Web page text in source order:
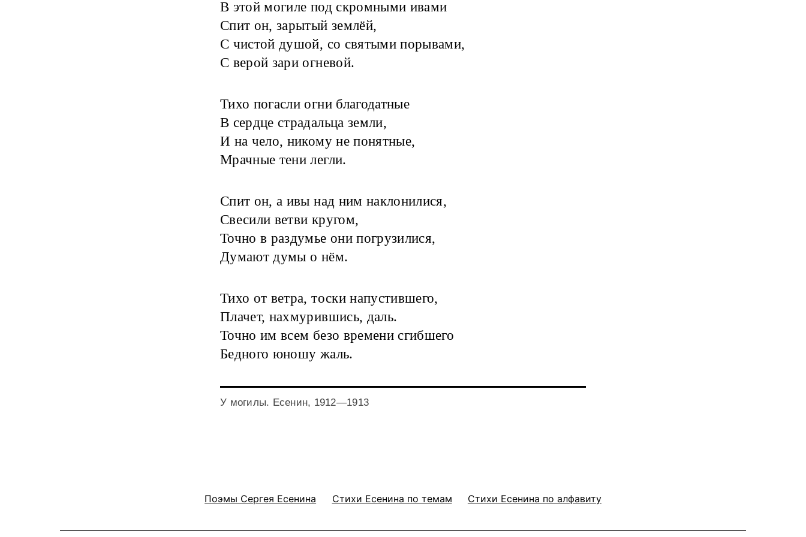
В этой могиле под скромными ивами
Спит он, зарытый землёй,
С чистой душой, со святыми порывами,
С верой зари огневой.
Тихо погасли огни благодатные
В сердце страдальца земли,
И на чело, никому не понятные,
Мрачные тени легли.
Спит он, а ивы над ним наклонилися,
Свесили ветви кругом,
Точно в раздумье они погрузилися,
Думают думы о нём.
Тихо от ветра, тоски напустившего,
Плачет, нахмурившись, даль.
Точно им всем безо времени сгибшего
Бедного юношу жаль.
У могилы. Есенин, 1912—1913
Поэмы Сергея Есенина Стихи Есенина по темам Стихи Есенина по алфавиту